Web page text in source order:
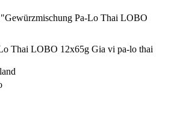
Pa-Lo Thai LOBO
Thai LOBO 12x65g Gia vi pa-lo thai